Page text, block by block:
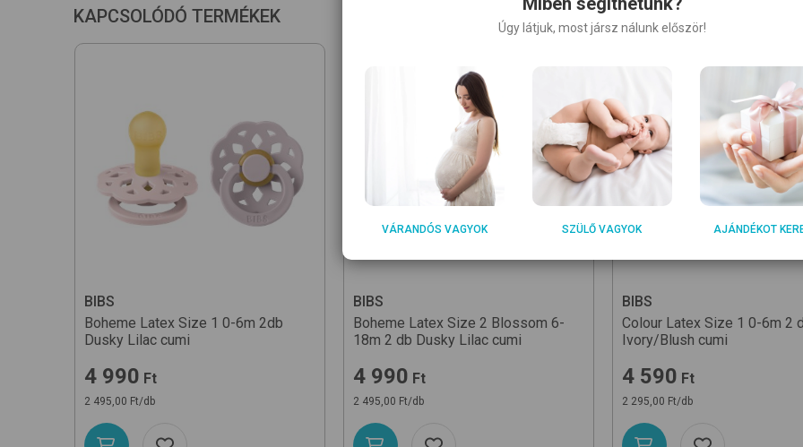
KAPCSOLÓDÓ TERMÉKEK
BIBS
Boheme Latex Size 1 0-6m 2db
Dusky Lilac cumi
4 990 Ft
2 495,00 Ft/db
BIBS
Boheme Latex Size 2 Blossom 6-
18m 2 db Dusky Lilac cumi
4 990 Ft
2 495,00 Ft/db
BIBS
Colour Latex Size 1 0-6m 2
Ivory/Blush cumi
4 590 Ft
2 295,00 Ft/db
Úgy látjuk, most jársz nálunk először!
VÁRANDÓS VAGYOK SZÜLŐ VAGYOK AJÁNDÉKOT